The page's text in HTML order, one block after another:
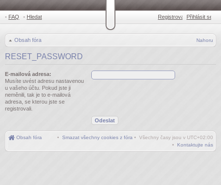
• FAQ • Hledat Registrovat •Přihlásit se
Obsah fóra Nahoru
RESET_PASSWORD
E-mailová adresa:
Musíte uvést adresu nastavenou
u vašeho účtu. Pokud jste ji
neměnili, tak je to e-mailová
adresa, se kterou jste se
registrovali.
Obsah fóra • Všechny časy jsou v UTC+02:00
• Smazat všechny cookies z fóra
• Kontaktujte nás